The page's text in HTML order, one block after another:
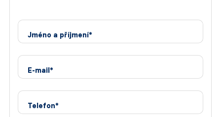
Jméno a příjmení*
E-mail*
Telefon*